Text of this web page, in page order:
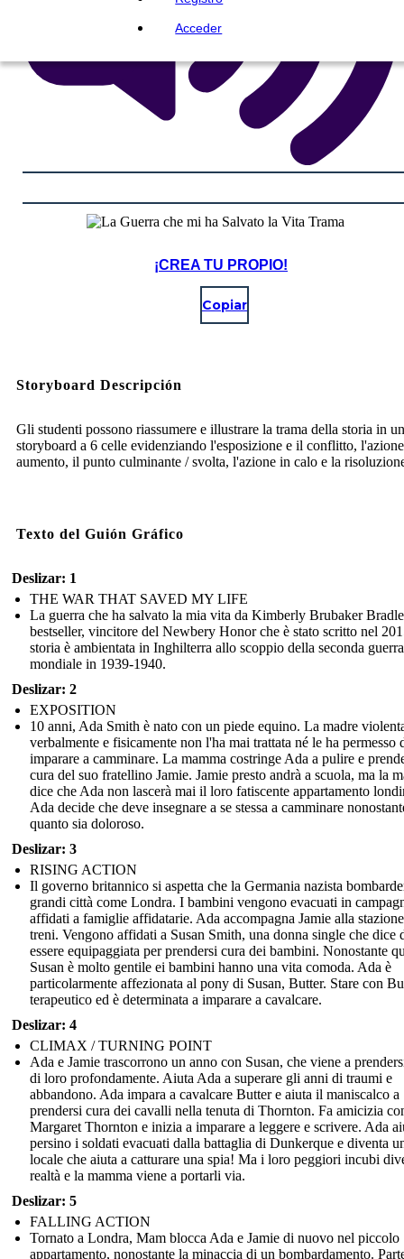
Acceder
¡CREA TU PROPIO!
Copiar
Storyboard Descripción
Gli studenti possono riassumere e illustrare la trama della storia in
storyboard a 6 celle evidenziando l'esposizione e il conflitto,
aumento, il punto culminante / svolta, l'azione in calo e la
Texto del Guión Gráfico
Deslizar: 1
THE WAR THAT SAVED MY LIFE
La guerra che ha salvato la mia vita da Kimberly Brubaker
bestseller, vincitore del Newbery Honor che è stato scritto nel
storia è ambientata in Inghilterra allo scoppio della seconda guerra
mondiale in 1939-1940.
Deslizar: 2
EXPOSITION
10 anni, Ada Smith è nato con un piede equino. La madre
verbalmente e fisicamente non l'ha mai trattata né le ha permesso
imparare a camminare. La mamma costringe Ada a pulire e
cura del suo fratellino Jamie. Jamie presto andrà a scuola, ma la
dice che Ada non lascerà mai il loro fatiscente appartamento
Ada decide che deve insegnare a se stessa a camminare
quanto sia doloroso.
Deslizar: 3
RISING ACTION
Il governo britannico si aspetta che la Germania nazista
grandi città come Londra. I bambini vengono evacuati in
affidati a famiglie affidatarie. Ada accompagna Jamie alla
treni. Vengono affidati a Susan Smith, una donna single che dice
essere equipaggiata per prendersi cura dei bambini. Nonostante
Susan è molto gentile ei bambini hanno una vita comoda. Ada è
particolarmente affezionata al pony di Susan, Butter. Stare con
terapeutico ed è determinata a imparare a cavalcare.
Deslizar: 4
CLIMAX / TURNING POINT
Ada e Jamie trascorrono un anno con Susan, che viene a
di loro profondamente. Aiuta Ada a superare gli anni di traumi e
abbandono. Ada impara a cavalcare Butter e aiuta il maniscalco a
prendersi cura dei cavalli nella tenuta di Thornton. Fa amicizia
Margaret Thornton e inizia a imparare a leggere e scrivere. Ada
persino i soldati evacuati dalla battaglia di Dunkerque e diventa
locale che aiuta a catturare una spia! Ma i loro peggiori incubi
realtà e la mamma viene a portarli via.
Deslizar: 5
FALLING ACTION
Tornato a Londra, Mam blocca Ada e Jamie di nuovo nel piccolo
appartamento, nonostante la minaccia di un bombardamento.